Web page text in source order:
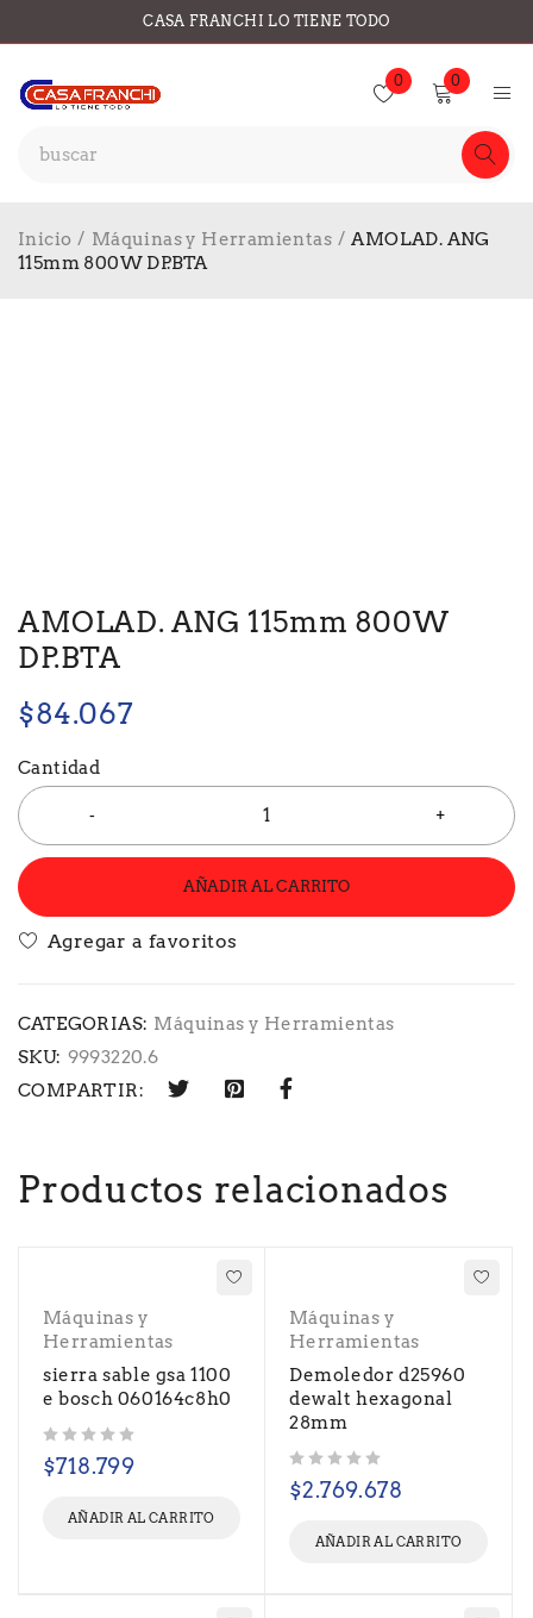
CASA FRANCHI LO TIENE TODO
0 0
Inicio / Máquinas y Herramientas / AMOLAD. ANG
115mm 800W DP.BTA
AMOLAD. ANG 115mm 800W
DP.BTA
$84.067
Cantidad
AÑADIR AL CARRITO
CATEGORIAS: Máquinas y Herramientas
SKU: 9993220.6
COMPARTIR:
Productos relacionados
Máquinas y
Herramientas
sierra sable gsa 1100
e bosch 060164c8h0
$718.799
AÑADIR AL CARRITO
Máquinas y
Herramientas
Demoledor d25960
dewalt hexagonal
28mm
$2.769.678
AÑADIR AL CARRITO